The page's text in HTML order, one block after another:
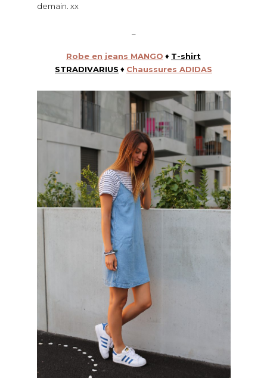
demain. xx
Robe en jeans MANGO ♦ T-shirt
STRADIVARIUS ♦ Chaussures ADIDAS